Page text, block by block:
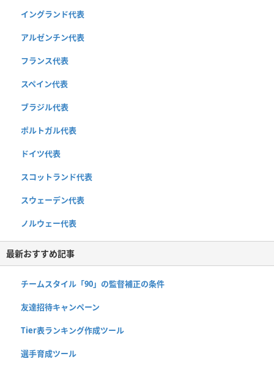
イングランド代表
アルゼンチン代表
フランス代表
スペイン代表
ブラジル代表
ポルトガル代表
ドイツ代表
スコットランド代表
スウェーデン代表
ノルウェー代表
最新おすすめ記事
チームスタイル「90」の監督補正の条件
友達招待キャンペーン
Tier表ランキング作成ツール
選手育成ツール